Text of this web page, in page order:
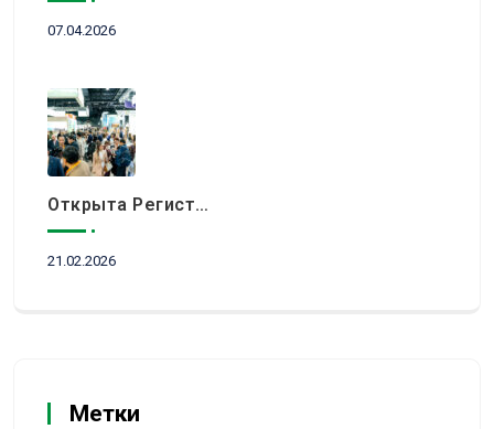
07.04.2026
Открыта Регистрация Посетителей На KITF 2026 — Ключевое Событие Туристической Отрасли Центральной Азии
21.02.2026
Метки